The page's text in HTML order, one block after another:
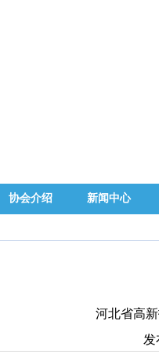
协会介绍 新闻中心
河北省高
发